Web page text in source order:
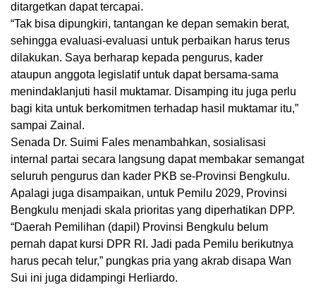
ditargetkan dapat tercapai.
“Tak bisa dipungkiri, tantangan ke depan semakin berat,
sehingga evaluasi-evaluasi untuk perbaikan harus terus
dilakukan. Saya berharap kepada pengurus, kader
ataupun anggota legislatif untuk dapat bersama-sama
menindaklanjuti hasil muktamar. Disamping itu juga perlu
bagi kita untuk berkomitmen terhadap hasil muktamar itu,”
sampai Zainal.
Senada Dr. Suimi Fales menambahkan, sosialisasi
internal partai secara langsung dapat membakar semangat
seluruh pengurus dan kader PKB se-Provinsi Bengkulu.
Apalagi juga disampaikan, untuk Pemilu 2029, Provinsi
Bengkulu menjadi skala prioritas yang diperhatikan DPP.
“Daerah Pemilihan (dapil) Provinsi Bengkulu belum
pernah dapat kursi DPR RI. Jadi pada Pemilu berikutnya
harus pecah telur,” pungkas pria yang akrab disapa Wan
Sui ini juga didampingi Herliardo.